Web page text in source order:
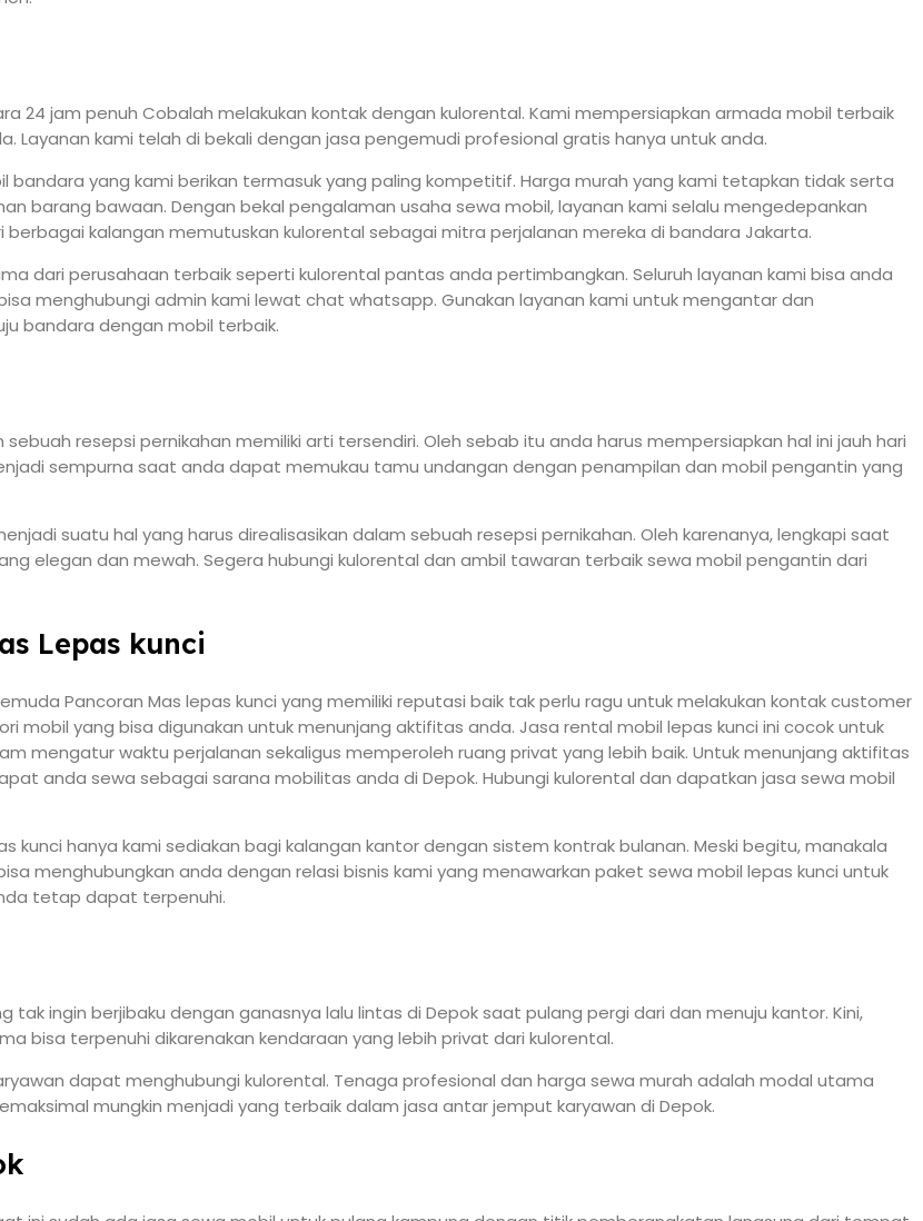
24 jam penuh Cobalah melakukan kontak dengan kulorental. Kami mempersiapkan armada mobil terbaik
Layanan kami telah di bekali dengan jasa pengemudi profesional gratis hanya untuk anda.
bandara yang kami berikan termasuk yang paling kompetitif. Harga murah yang kami tetapkan tidak serta
barang bawaan. Dengan bekal pengalaman usaha sewa mobil, layanan kami selalu mengedepankan
kalangan memutuskan kulorental sebagai mitra perjalanan mereka di bandara Jakarta.
dari perusahaan terbaik seperti kulorental pantas anda pertimbangkan. Seluruh layanan kami bisa anda
menghubungi admin kami lewat chat whatsapp. Gunakan layanan kami untuk mengantar dan
bandara dengan mobil terbaik.
resepsi pernikahan memiliki arti tersendiri. Oleh sebab itu anda harus mempersiapkan hal ini jauh hari
sempurna saat anda dapat memukau tamu undangan dengan penampilan dan mobil pengantin yang
suatu hal yang harus direalisasikan dalam sebuah resepsi pernikahan. Oleh karenanya, lengkapi saat
elegan dan mewah. Segera hubungi kulorental dan ambil tawaran terbaik sewa mobil pengantin dari
Lepas kunci
Pancoran Mas lepas kunci yang memiliki reputasi baik tak perlu ragu untuk melakukan kontak customer
yang bisa digunakan untuk menunjang aktifitas anda. Jasa rental mobil lepas kunci ini cocok untuk
mengatur waktu perjalanan sekaligus memperoleh ruang privat yang lebih baik. Untuk menunjang aktifitas
anda sewa sebagai sarana mobilitas anda di Depok. Hubungi kulorental dan dapatkan jasa sewa mobil
hanya kami sediakan bagi kalangan kantor dengan sistem kontrak bulanan. Meski begitu, manakala
menghubungkan anda dengan relasi bisnis kami yang menawarkan paket sewa mobil lepas kunci untuk
tetap dapat terpenuhi.
ingin berjibaku dengan ganasnya lalu lintas di Depok saat pulang pergi dari dan menuju kantor. Kini,
bisa terpenuhi dikarenakan kendaraan yang lebih privat dari kulorental.
dapat menghubungi kulorental. Tenaga profesional dan harga sewa murah adalah modal utama
mungkin menjadi yang terbaik dalam jasa antar jemput karyawan di Depok.